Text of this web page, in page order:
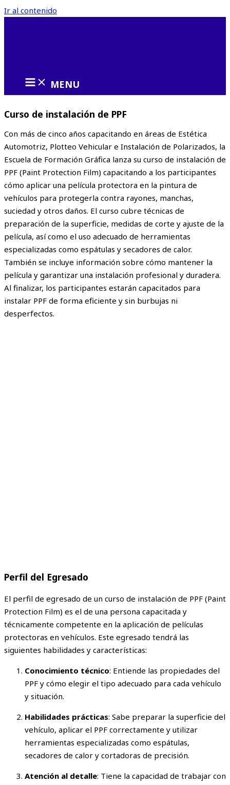
Ir al contenido
MENU
Curso de instalación de PPF
Con más de cinco años capacitando en áreas de Estética
Automotriz, Plotteo Vehicular e Instalación de Polarizados, la
Escuela de Formación Gráfica lanza su curso de instalación de
PPF (Paint Protection Film) capacitando a los participantes
cómo aplicar una película protectora en la pintura de
vehículos para protegerla contra rayones, manchas,
suciedad y otros daños. El curso cubre técnicas de
preparación de la superficie, medidas de corte y ajuste de la
película, así como el uso adecuado de herramientas
especializadas como espátulas y secadores de calor.
También se incluye información sobre cómo mantener la
película y garantizar una instalación profesional y duradera.
Al finalizar, los participantes estarán capacitados para
instalar PPF de forma eficiente y sin burbujas ni
desperfectos.
Perfil del Egresado
El perfil de egresado de un curso de instalación de PPF (Paint
Protection Film) es el de una persona capacitada y
técnicamente competente en la aplicación de películas
protectoras en vehículos. Este egresado tendrá las
siguientes habilidades y características:
Conocimiento técnico: Entiende las propiedades del
PPF y cómo elegir el tipo adecuado para cada vehículo
y situación.
Habilidades prácticas: Sabe preparar la superficie del
vehículo, aplicar el PPF correctamente y utilizar
herramientas especializadas como espátulas,
secadores de calor y cortadoras de precisión.
Atención al detalle: Tiene la capacidad de trabajar con